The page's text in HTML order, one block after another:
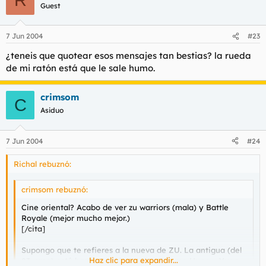
Guest
7 Jun 2004 #23
¿teneis que quotear esos mensajes tan bestias? la rueda
de mi ratón está que le sale humo.
C crimsom
Asiduo
7 Jun 2004 #24
Richal rebuznó:
crimsom rebuznó:
Cine oriental? Acabo de ver zu warriors (mala) y Battle
Royale (mejor mucho mejor.)
[/cita]
Supongo que te refieres a la nueva de ZU. La antigua (del
83, creo) está bastante bién y salen Sammo Hung y Yuen
Haz clic para expandir...